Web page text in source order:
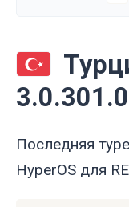
Последняя
HyperOS для